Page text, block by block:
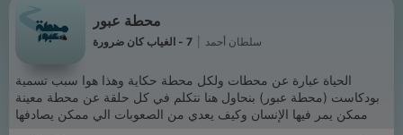
محطة عبور
سلطان أحمد 7 - الغياب كان ضرورة
الحياة عبارة عن محطات ولكل محطة حكاية وهذا هوا سبب تسمية
بودكاست (محطة عبور) بنحاول هنا نتكلم في كل حلقة عن محطة معينة
ممكن يمر فيها الإنسان وكيف يعدي من الصعوبات الي ممكن يصادفها